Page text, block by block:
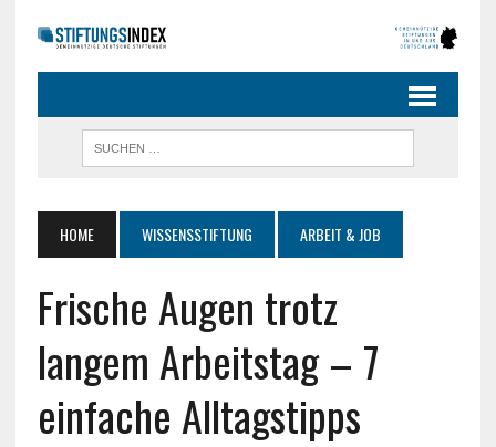
HOME WISSENSSTIFTUNG ARBEIT & JOB
Frische Augen trotz
langem Arbeitstag – 7
einfache Alltagstipps